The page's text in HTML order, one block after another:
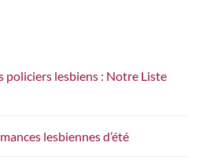
policiers lesbiens : Notre Liste
lesbiennes d’été